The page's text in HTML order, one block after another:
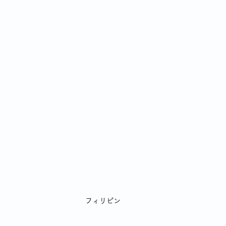
フィリピン